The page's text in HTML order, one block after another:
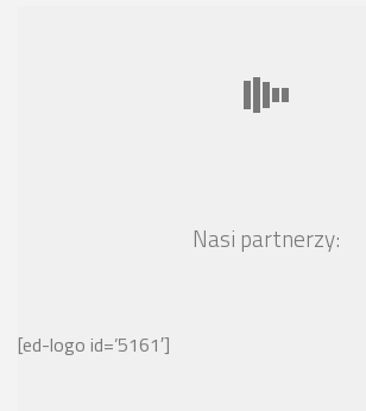
Nasi partnerzy:
[ed-logo id=’5161′]